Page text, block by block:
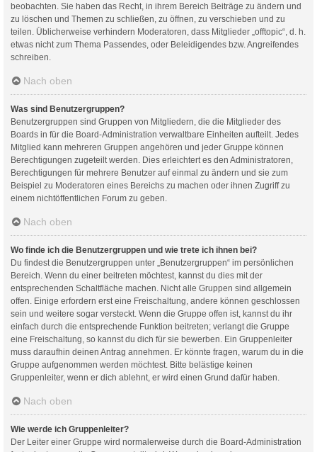
beobachten. Sie haben das Recht, in ihrem Bereich Beiträge zu ändern und
zu löschen und Themen zu schließen, zu öffnen, zu verschieben und zu
teilen. Üblicherweise verhindern Moderatoren, dass Mitglieder „offtopic“, d. h.
etwas nicht zum Thema Passendes, oder Beleidigendes bzw. Angreifendes
schreiben.
Nach oben
Was sind Benutzergruppen?
Benutzergruppen sind Gruppen von Mitgliedern, die die Mitglieder des
Boards in für die Board-Administration verwaltbare Einheiten aufteilt. Jedes
Mitglied kann mehreren Gruppen angehören und jeder Gruppe können
Berechtigungen zugeteilt werden. Dies erleichtert es den Administratoren,
Berechtigungen für mehrere Benutzer auf einmal zu ändern und sie zum
Beispiel zu Moderatoren eines Bereichs zu machen oder ihnen Zugriff zu
einem nichtöffentlichen Forum zu geben.
Nach oben
Wo finde ich die Benutzergruppen und wie trete ich ihnen bei?
Du findest die Benutzergruppen unter „Benutzergruppen“ im persönlichen
Bereich. Wenn du einer beitreten möchtest, kannst du dies mit der
entsprechenden Schaltfläche machen. Nicht alle Gruppen sind allgemein
offen. Einige erfordern erst eine Freischaltung, andere können geschlossen
sein und weitere sogar versteckt. Wenn die Gruppe offen ist, kannst du ihr
einfach durch die entsprechende Funktion beitreten; verlangt die Gruppe
eine Freischaltung, so kannst du dich für sie bewerben. Ein Gruppenleiter
muss daraufhin deinen Antrag annehmen. Er könnte fragen, warum du in die
Gruppe aufgenommen werden möchtest. Bitte belästige keinen
Gruppenleiter, wenn er dich ablehnt, er wird einen Grund dafür haben.
Nach oben
Wie werde ich Gruppenleiter?
Der Leiter einer Gruppe wird normalerweise durch die Board-Administration